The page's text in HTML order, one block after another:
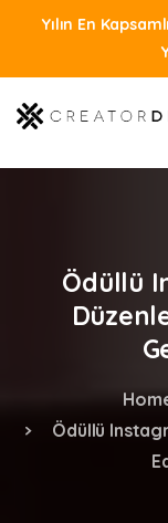
Yılın En
Ödüllü
Ödüllü